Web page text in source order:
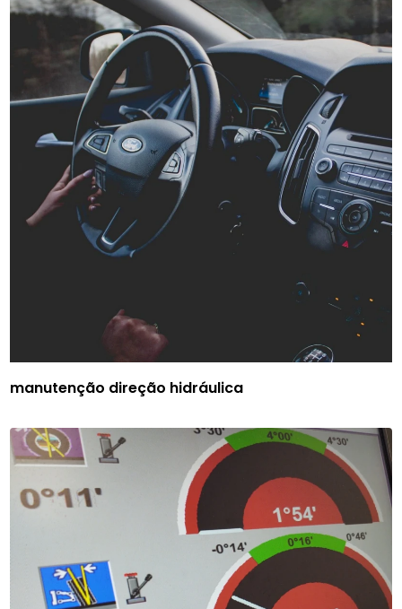
manutenção direção hidráulica